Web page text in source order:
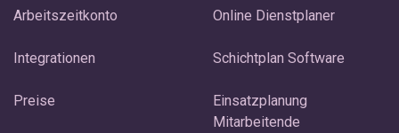
Sozialversicherungs-Freibetrag:Der
Sozialversicherungsbeiträge beträgt für
Bruttoarbeitslohns.
Arbeitszeitkonto
Integrationen
Preise
Online Dienstplaner
Schichtplan Software
Einsatzplanung
Mitarbeitende